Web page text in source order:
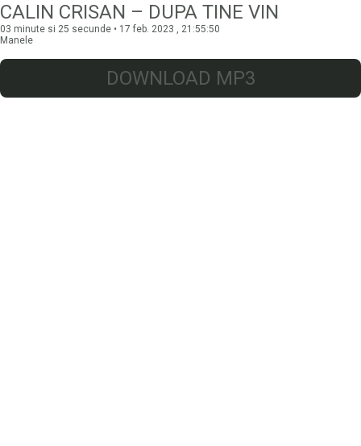
CALIN CRISAN – DUPA TINE VIN
03 minute si 25 secunde • 17 feb. 2023 , 21:55:50
Manele
DOWNLOAD MP3